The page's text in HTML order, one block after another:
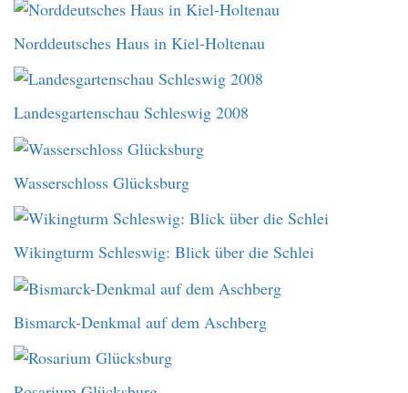
Norddeutsches Haus in Kiel-Holtenau
Landesgartenschau Schleswig 2008
Wasserschloss Glücksburg
Wikingturm Schleswig: Blick über die Schlei
Bismarck-Denkmal auf dem Aschberg